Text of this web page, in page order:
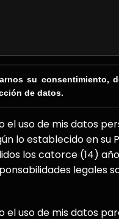
su consentimiento,
de datos.
el uso de mis datos
lo establecido en su
los catorce (14)
legales
el uso de mis datos